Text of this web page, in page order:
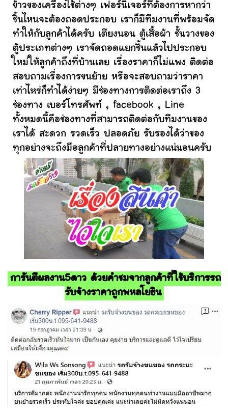
ข้าวของเครื่องใช้ต่างๆ เฟอร์นิเจอร์ที่ต้องการหากว่า
ชิ้นไหนจะต้องถอดประกอบ เราก็มีทีมงานที่พร้อมจัด
ทำให้กับลูกค้าได้ครับ เตียงนอน ตู้เสื้อผ้า ชั้นวางของ
ตู้ประเภทต่างๆ เราจัดถอดแยกชิ้นแล้วไปประกอบ
ใหม่ให้ลูกค้าถึงที่บ้านเลย เรื่องราคาก็ไม่แพง ติดต่อ
สอบถามเรื่องการขนย้าย หรือจะสอบถามว่าราคา
เท่าไหร่ก็ทำได้ง่ายๆ มีช่องทางการติดต่อเราถึง 3
ช่องทาง เบอร์โทรศัพท์ , facebook , Line
ทั้งหมดนี้คือช่องทางที่สามารถติดต่อกับทีมงานของ
เราได้ สะดวก รวดเร็ว ปลอดภัย รับรองได้ว่าของ
ทุกอย่างจะถึงมือลูกค้าที่ปลายทางอย่างแน่นอนครับ
การันตีผลงาน5ดาว ด้วยคำชมจากลูกค้าที่ใช้บริการรถ
รับจ้างราคาถูกพหลโยธิน